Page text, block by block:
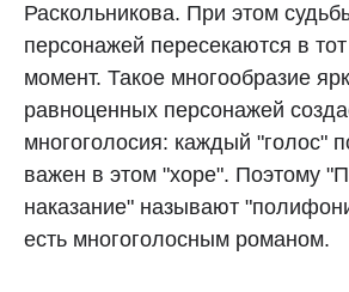
Раскольникова. При этом
персонажей пересекаются в
момент. Такое многообразие
равноценных персонажей
многоголосия: каждый "голос"
важен в этом "хоре". Поэтому
наказание" называют
есть многоголосным романом.